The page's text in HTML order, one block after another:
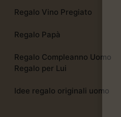
Regalo Vino Pregiato
Regalo Papà
Regalo Compleanno Uomo
Regalo per Lui
Idee regalo originali uomo